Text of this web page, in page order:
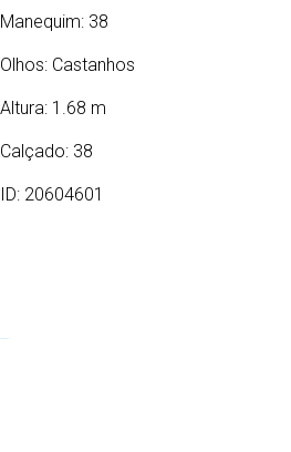
Manequim: 38
Olhos: Castanhos
Altura: 1.68 m
Calçado: 38
ID: 20604601